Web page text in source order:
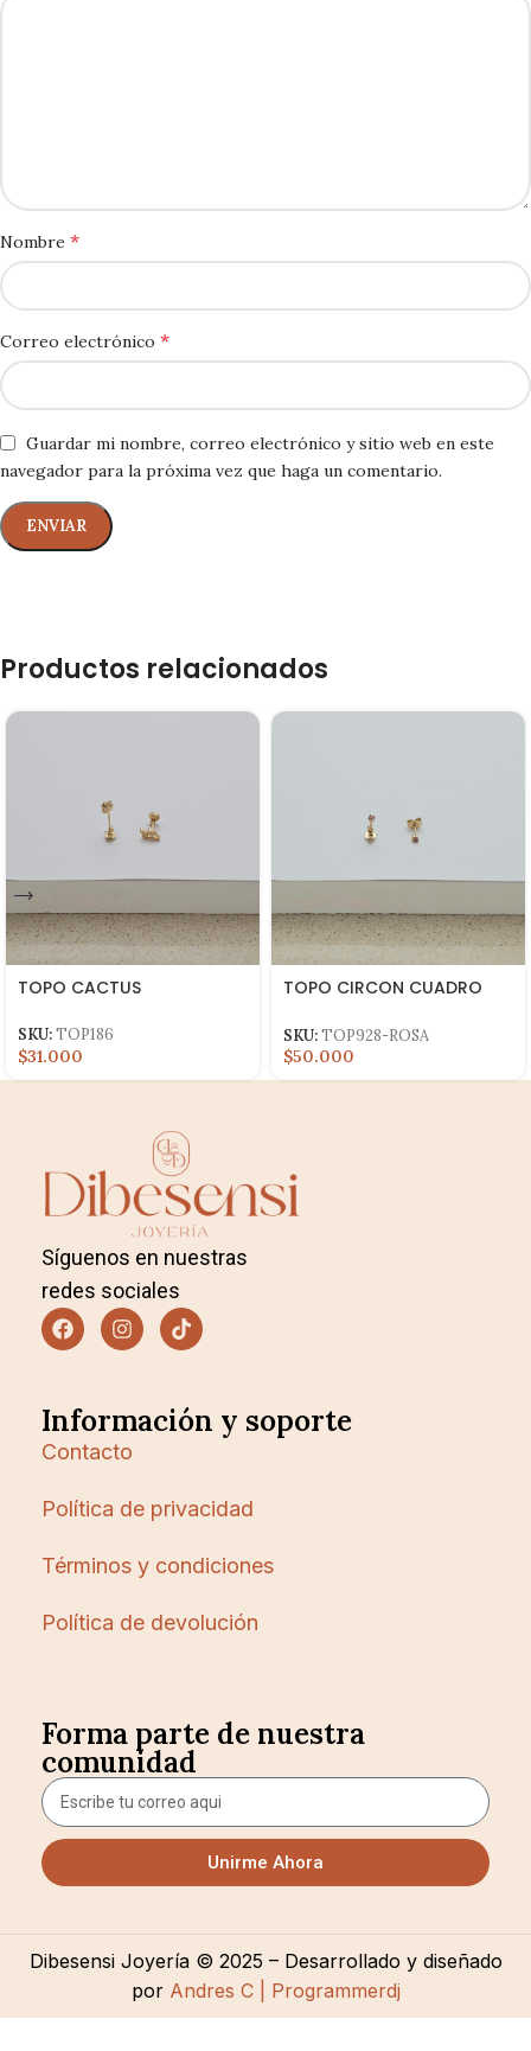
Nombre *
Correo electrónico *
Guardar mi nombre, correo electrónico y sitio web en este
navegador para la próxima vez que haga un comentario.
Productos relacionados
TOPO CACTUS
SKU:TOP186
$31.000
TOPO CIRCON CUADRO
SKU:TOP928-ROSA
$50.000
Síguenos en nuestras
redes sociales
Información y soporte
Contacto
Política de privacidad
Términos y condiciones
Política de devolución
Forma parte de nuestra
comunidad
Unirme Ahora
Dibesensi Joyería © 2025 – Desarrollado y diseñado
porAndres C | Programmerdj